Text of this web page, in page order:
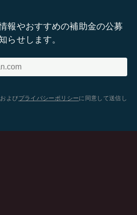
報やおすすめの補助金の公募
らせします。
およびプライバシーポリシーに同意して送信し